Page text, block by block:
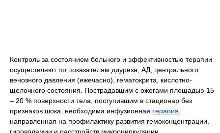
Контроль за состоянием больного и эффективностью терапии
осуществляют по показателям диуреза, АД, центрального
венозного давления (ежечасно), гематокрита, кислотно-
щелочного состояния. Пострадавшим с ожогами площадью 15
– 20 % поверхности тела, поступившим в стационар без
признаков шока, необходима инфузионная терапия
направленная на профилактику развития гемоконцентрации,